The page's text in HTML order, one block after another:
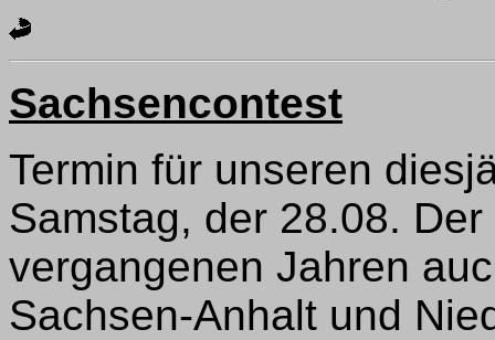
Sachsencontest
Termin für unseren
Samstag, der 28.08.
vergangenen Jahren
Sachsen-Anhalt und